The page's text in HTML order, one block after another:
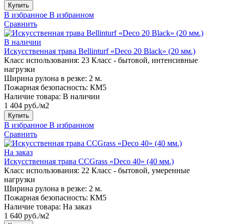
Купить
В избранное В избранном
Сравнить
В наличии
Искусственная трава Bellinturf «Deco 20 Black» (20 мм.)
Класс использования: 23 Класс - бытовой, интенсивные
нагрузки
Ширина рулона в резке: 2 м.
Пожарная безопасность: КМ5
Наличие товара: В наличии
1 404 руб./м2
Купить
В избранное В избранном
Сравнить
На заказ
Искусственная трава CCGrass «Deco 40» (40 мм.)
Класс использования: 22 Класс - бытовой, умеренные
нагрузки
Ширина рулона в резке: 2 м.
Пожарная безопасность: КМ5
Наличие товара: На заказ
1 640 руб./м2